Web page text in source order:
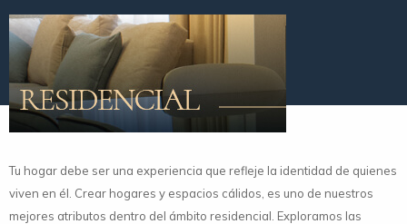
Tu hogar debe ser una experiencia que refleje la identidad de quienes
viven en él. Crear hogares y espacios cálidos, es uno de nuestros
mejores atributos dentro del ámbito residencial. Exploramos las